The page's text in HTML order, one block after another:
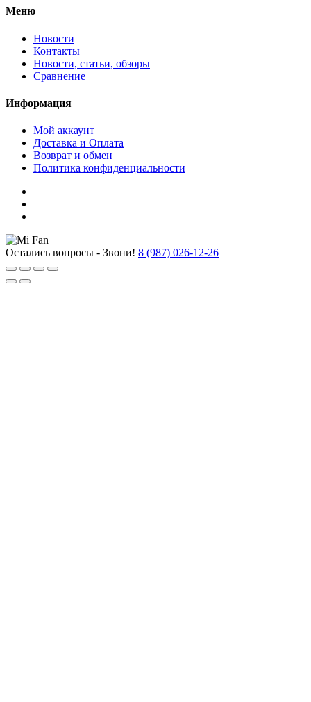
Меню
Новости
Контакты
Новости, статьи, обзоры
Сравнение
Информация
Мой аккаунт
Доставка и Оплата
Возврат и обмен
Политика конфиденциальности
Остались вопросы - Звони! 8 (987) 026-12-26